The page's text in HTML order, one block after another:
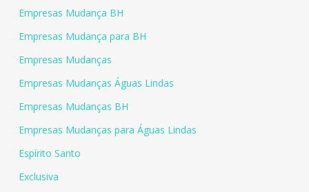
Empresas Mudança BH
Empresas Mudança para BH
Empresas Mudanças
Empresas Mudanças Águas Lindas
Empresas Mudanças BH
Empresas Mudanças para Águas Lindas
Espírito Santo
Exclusiva